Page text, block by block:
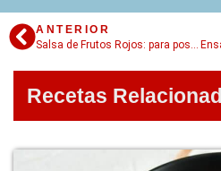
ANTERIOR
Recetas